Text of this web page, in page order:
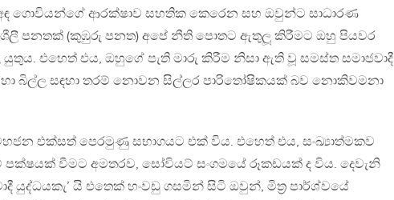
ගොවියන්ගේ ආරක්ෂාව සහතික කෙරෙන සහ ඔවුන්ට සාධාරණ
පනතක් (කුඹුරු පනත) අපේ නීති පොතට ඇතුලූ කිරීමට ඔහු පියවර
එහෙත් එය, ඔහුගේ පැති මාරු කිරීම නිසා ඇති වූ සමස්ත සමාජවාදී
බිල්ල සඳහා තරම් නොවන සිල්ලර පාරිතෝෂිකයක් බව නොකිවමනා
එක්සත් පෙරමුණු සභාගයට එක් විය. එහෙත් එය, සංඛ්‍යාත්මකව
වීමට අමතරව, සෝවියට් සංගමයේ රූකඩයක් ද විය. දෙවැනි
යුද්ධයකැ’ යි එතෙක් හංවඩු ගසමින් සිටි ඔවුන්, මිත‍්‍ර පාර්ශ්වයේ